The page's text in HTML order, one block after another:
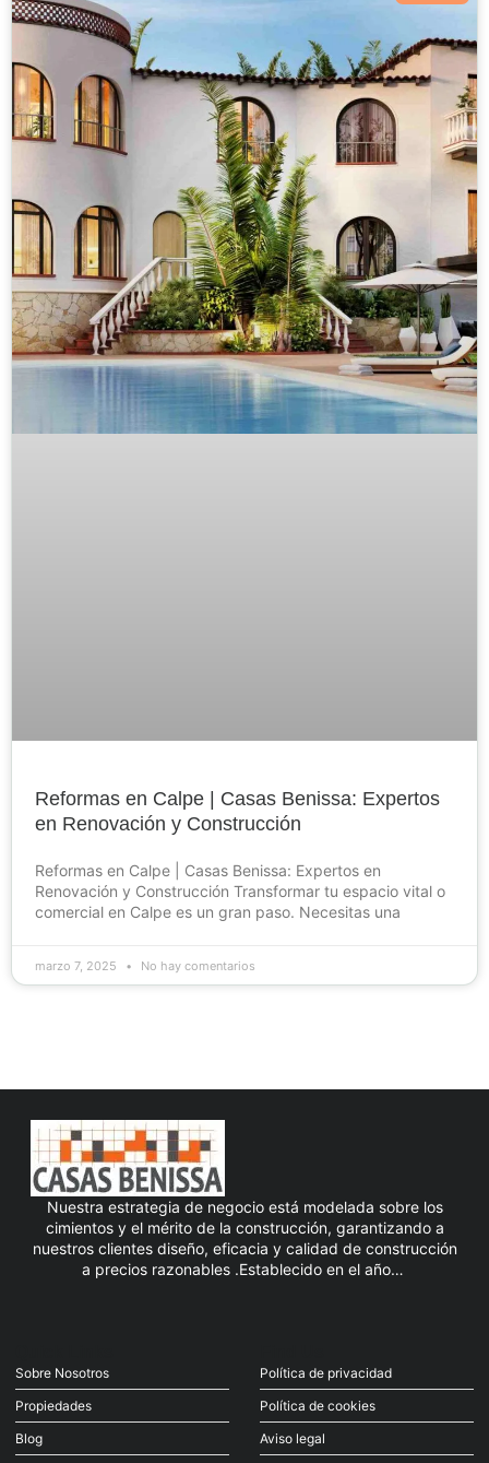
Reformas en Calpe | Casas Benissa: Expertos
en Renovación y Construcción
Reformas en Calpe | Casas Benissa: Expertos en
Renovación y Construcción Transformar tu espacio vital o
comercial en Calpe es un gran paso. Necesitas una
marzo 7, 2025 No hay comentarios
Nuestra estrategia de negocio está modelada sobre los
cimientos y el mérito de la construcción, garantizando a
nuestros clientes diseño, eficacia y calidad de construcción
a precios razonables .Establecido en el año…
Sobre Nosotros
Propiedades
Blog
Política de privacidad
Política de cookies
Aviso legal